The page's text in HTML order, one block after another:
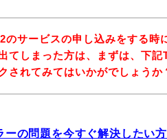
のサービスの申し込みをする時
てしまった方は、まずは、下
されてみてはいかがでしょうか
の問題を今すぐ解決したい